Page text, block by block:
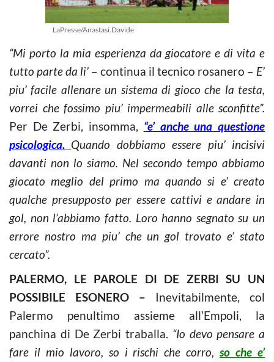
LaPresse/Anastasi.Davide
“Mi porto la mia esperienza da giocatore e di vita e
tutto parte da li’ – continua il tecnico rosanero – E’
piu’ facile allenare un sistema di gioco che la testa,
vorrei che fossimo piu’ impermeabili alle sconfitte”.
Per De Zerbi, insomma, “e’ anche una questione
psicologica. Quando dobbiamo essere piu’ incisivi
davanti non lo siamo. Nel secondo tempo abbiamo
giocato meglio del primo ma quando si e’ creato
qualche presupposto per essere cattivi e andare in
gol, non l’abbiamo fatto. Loro hanno segnato su un
errore nostro ma piu’ che un gol trovato e’ stato
cercato”.
PALERMO, LE PAROLE DI DE ZERBI SU UN
POSSIBILE ESONERO – Inevitabilmente, col
Palermo penultimo assieme all’Empoli, la
panchina di De Zerbi traballa. “Io devo pensare a
fare il mio lavoro, so i rischi che corro,so che e’